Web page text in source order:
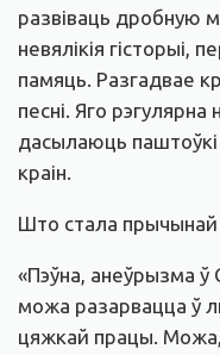
развіваць дробную
невялікія гісторыі,
памяць. Разгадвае
песні. Яго
дасылаюць
краін.
Што стала
«Пэўна, анеўрызма ў
можа разарвацца ў
цяжкай працы.